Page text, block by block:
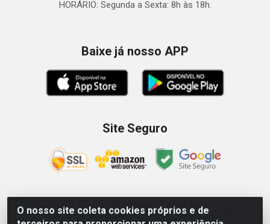
O nosso site coleta cookies próprios e de
HORÁRIO: Segunda a Sexta: 8h às 18h.
Baixe já nosso APP
Site Seguro
Zein Importação e Comércio LTDA - Av. Senador Queiróz, 274